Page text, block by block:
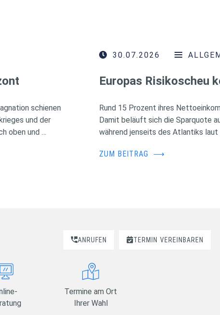
schienen
und der
oben und …
30.07.2026
Europas Risikoscheu
Rund 15 Prozent ihres
Damit beläuft sich die Sparquote
während jenseits des Atlantiks
ZUM BEITRAG ⟶
ANRUFEN TERMIN VEREINBAREN
Termine am Ort
Ihrer Wahl